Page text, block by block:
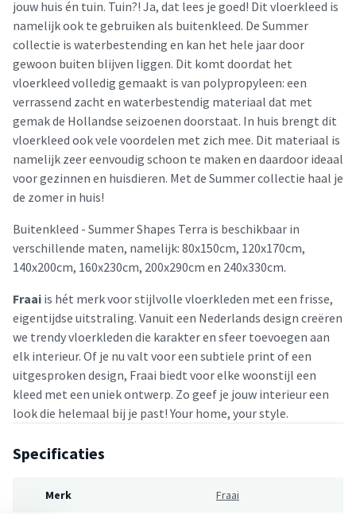
jouw huis én tuin. Tuin?! Ja, dat lees je goed! Dit vloerkleed is
namelijk ook te gebruiken als buitenkleed. De Summer
collectie is waterbestending en kan het hele jaar door
gewoon buiten blijven liggen. Dit komt doordat het
vloerkleed volledig gemaakt is van polypropyleen: een
verrassend zacht en waterbestendig materiaal dat met
gemak de Hollandse seizoenen doorstaat. In huis brengt dit
vloerkleed ook vele voordelen met zich mee. Dit materiaal is
namelijk zeer eenvoudig schoon te maken en daardoor ideaal
voor gezinnen en huisdieren. Met de Summer collectie haal je
de zomer in huis!
Buitenkleed - Summer Shapes Terra is beschikbaar in
verschillende maten, namelijk: 80x150cm, 120x170cm,
140x200cm, 160x230cm, 200x290cm en 240x330cm.
Fraai is hét merk voor stijlvolle vloerkleden met een frisse,
eigentijdse uitstraling. Vanuit een Nederlands design creëren
we trendy vloerkleden die karakter en sfeer toevoegen aan
elk interieur. Of je nu valt voor een subtiele print of een
uitgesproken design, Fraai biedt voor elke woonstijl een
kleed met een uniek ontwerp. Zo geef je jouw interieur een
look die helemaal bij je past! Your home, your style.
Specificaties
Merk Fraai